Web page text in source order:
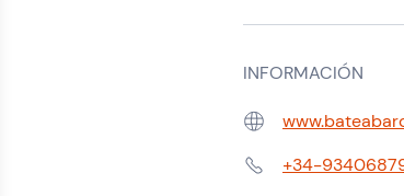
INFORMACIÓN
Web:
Teléfono:
+34-